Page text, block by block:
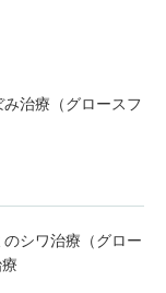
治療（グロースフ
シワ治療（グロー